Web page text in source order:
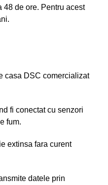
de ore. Pentru acest
casa DSC comercializat
fi conectat cu senzori
fum.
extinsa fara curent
datele prin